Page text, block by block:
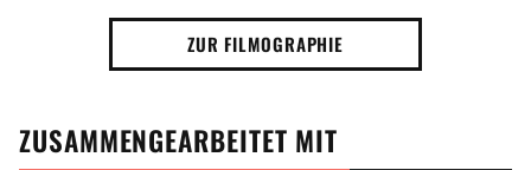
ZUR FILMOGRAPHIE
ZUSAMMENGEARBEITET MIT